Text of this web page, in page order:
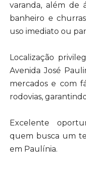
varanda, além de
banheiro e
uso imediato ou
Localização
Avenida José
mercados e com
rodovias,
Excelente
quem busca um
em Paulínia.